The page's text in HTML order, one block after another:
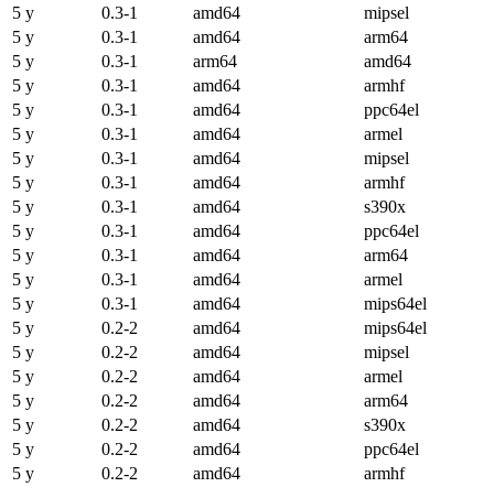
5 y
0.3-1 amd64
mipsel
5 y
0.3-1 amd64
arm64
5 y
0.3-1 arm64
amd64
5 y
0.3-1 amd64
armhf
5 y
0.3-1 amd64
ppc64el
5 y
0.3-1 amd64
armel
5 y
0.3-1 amd64
mipsel
5 y
0.3-1 amd64
armhf
5 y
0.3-1 amd64
s390x
5 y
0.3-1 amd64
ppc64el
5 y
0.3-1 amd64
arm64
5 y
0.3-1 amd64
armel
5 y
0.3-1 amd64
mips64el
5 y
0.2-2 amd64
mips64el
5 y
0.2-2 amd64
mipsel
5 y
0.2-2 amd64
armel
5 y
0.2-2 amd64
arm64
5 y
0.2-2 amd64
s390x
5 y
0.2-2 amd64
ppc64el
5 y
0.2-2 amd64
armhf